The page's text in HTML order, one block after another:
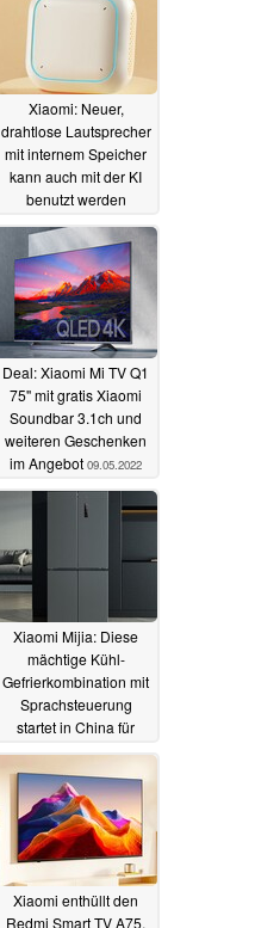
Xiaomi: Neuer,
drahtlose Lautsprecher
mit internem Speicher
kann auch mit der KI
benutzt werden
08.04.2023
Deal: Xiaomi Mi TV Q1
75'' mit gratis Xiaomi
Soundbar 3.1ch und
weiteren Geschenken
im Angebot 09.05.2022
Xiaomi Mijia: Diese
mächtige Kühl-
Gefrierkombination mit
Sprachsteuerung
startet in China für
07.05.2022
Xiaomi enthüllt den
Redmi Smart TV A75,